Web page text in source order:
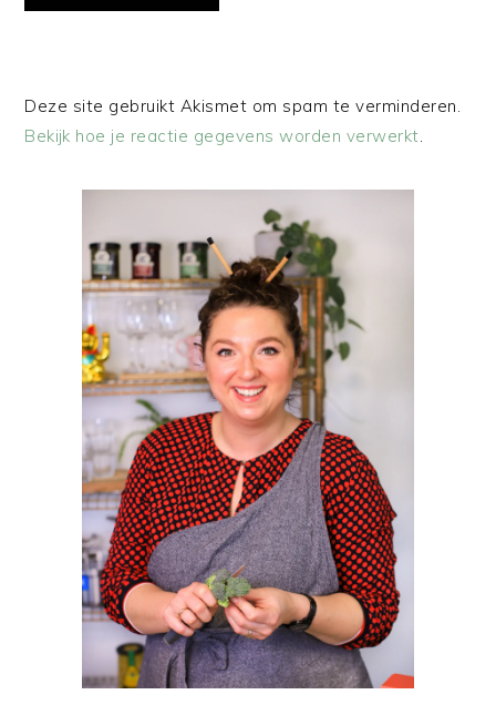
Deze site gebruikt Akismet om spam te verminderen.
Bekijk hoe je reactie gegevens worden verwerkt